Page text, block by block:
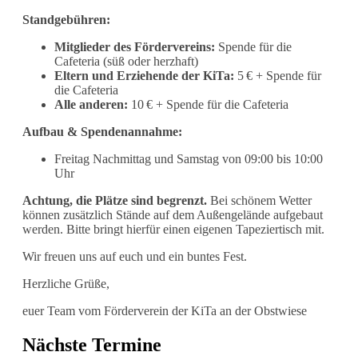
Standgebühren:
Mitglieder des Fördervereins: Spende für die
Cafeteria (süß oder herzhaft)
Eltern und Erziehende der KiTa: 5 € + Spende für
die Cafeteria
Alle anderen: 10 € + Spende für die Cafeteria
Aufbau & Spendenannahme:
Freitag Nachmittag und Samstag von 09:00 bis 10:00
Uhr
Achtung, die Plätze sind begrenzt. Bei schönem Wetter
können zusätzlich Stände auf dem Außengelände aufgebaut
werden. Bitte bringt hierfür einen eigenen Tapeziertisch mit.
Wir freuen uns auf euch und ein buntes Fest.
Herzliche Grüße,
euer Team vom Förderverein der KiTa an der Obstwiese
Nächste Termine